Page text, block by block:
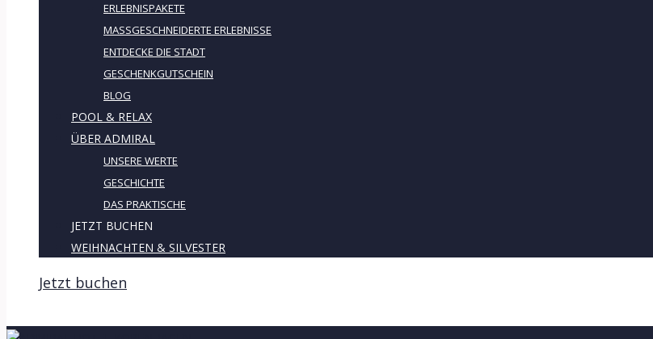
ERLEBNISPAKETE
MASSGESCHNEIDERTE ERLEBNISSE
ENTDECKE DIE STADT
GESCHENKGUTSCHEIN
BLOG
POOL & RELAX
ÜBER ADMIRAL
UNSERE WERTE
GESCHICHTE
DAS PRAKTISCHE
JETZT BUCHEN
WEIHNACHTEN & SILVESTER
Jetzt buchen